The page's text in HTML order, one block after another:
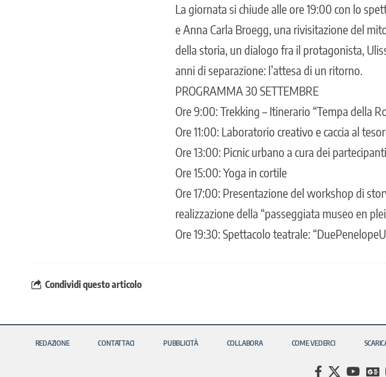
La giornata si chiude alle ore 19:00 con lo
e Anna Carla Broegg, una rivisitazione del
della storia, un dialogo fra il protagonista,
anni di separazione: l’attesa di un ritorno.
PROGRAMMA 30 SETTEMBRE
Ore 9:00: Trekking – Itinerario “Tempa della
Ore 11:00: Laboratorio creativo e caccia al
Ore 13:00: Picnic urbano a cura dei
Ore 15:00: Yoga in cortile
Ore 17:00: Presentazione del workshop di
realizzazione della “passeggiata museo en
Ore 19:30: Spettacolo teatrale:
Condividi questo articolo
REDAZIONE CONTATTACI PUBBLICITÀ COLLABORA COME VEDERCI